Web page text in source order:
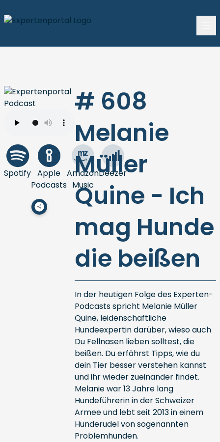
Spotify Apple
Podcasts
Amazon
Music
Deezer
# 608
Melanie
Müller
Quine - Ich
mag Hunde
die beißen
In der heutigen Folge des Experten-
Podcasts spricht Melanie Müller
Quine, leidenschaftliche
Hundeexpertin darüber, wieso auch
Du Fellnasen lieben solltest, die
beißen. Du erfährst Tipps, wie du
dein Tier besser verstehen kannst
und ihr wieder zueinander findet.
Melanie war 13 Jahre lang
Hundeführerin in der Schweizer
Armee und lebt seit 2013 in einem
Hunderudel von sogenannten
Problemhunden.